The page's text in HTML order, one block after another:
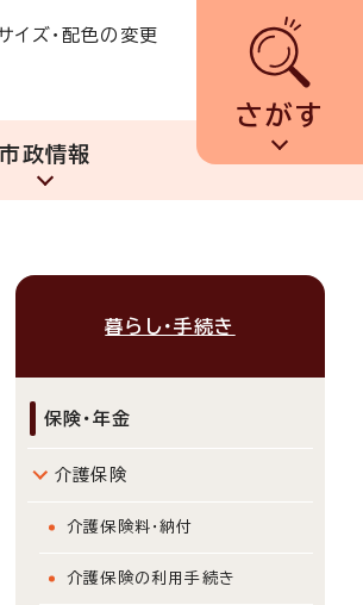
イズ・配色の変更
さがす
市政情報
暮らし・手続き
保険・年金
介護保険
介護保険料・納付
介護保険の利用手続き